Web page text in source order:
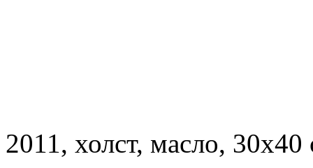
2011, холст, масло, 30х40